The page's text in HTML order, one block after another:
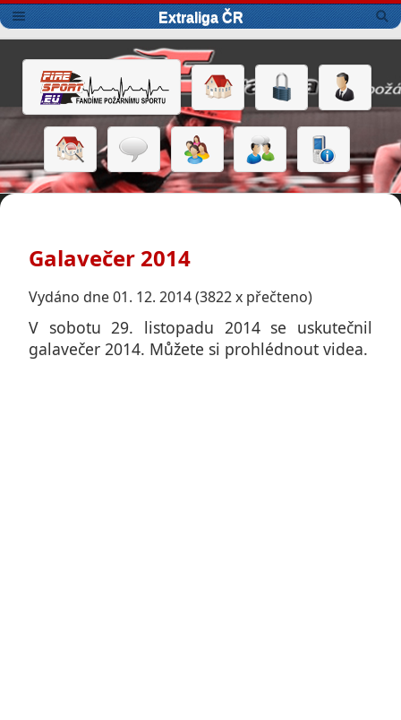
Extraliga ČR
Galavečer 2014
Vydáno dne 01. 12. 2014 (3822 x přečteno)
V sobotu 29. listopadu 2014 se uskutečnil
galavečer 2014. Můžete si prohlédnout videa.